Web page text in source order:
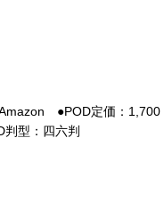
●POD定価：1,700
型：四六判